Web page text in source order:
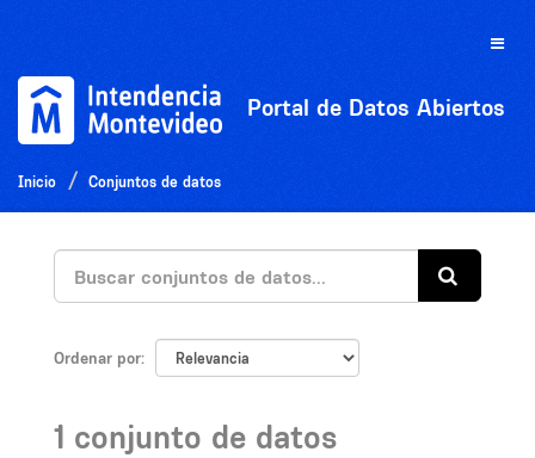
Toggle
Portal de Datos Abiertos
Inicio Conjuntos de datos
Ordenar por
1 conjunto de datos